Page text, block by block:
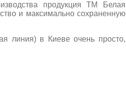
продукция ТМ Белая
и максимально сохраненную
линия) в Киеве очень просто,